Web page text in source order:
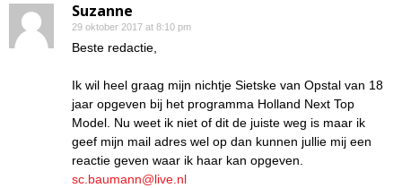
Suzanne
29 oktober 2017 at 8:10 pm
Beste redactie,
Ik wil heel graag mijn nichtje Sietske van Opstal van 18
jaar opgeven bij het programma Holland Next Top
Model. Nu weet ik niet of dit de juiste weg is maar ik
geef mijn mail adres wel op dan kunnen jullie mij een
reactie geven waar ik haar kan opgeven.
sc.baumann@live.nl